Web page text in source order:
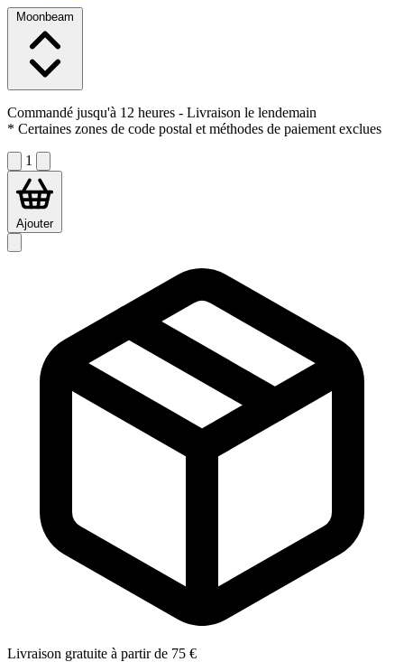
Moonbeam
Commandé jusqu'à 12 heures - Livraison le lendemain
* Certaines zones de code postal et méthodes de paiement exclues
1
Ajouter
Livraison gratuite à partir de 75 €